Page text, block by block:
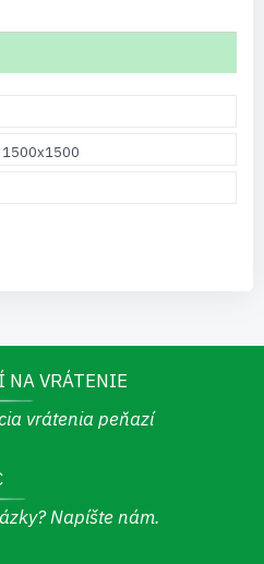
1500x1500
NA VRÁTENIE
vrátenia peňazí
Napíšte nám.